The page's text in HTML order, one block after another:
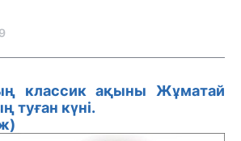
классик ақыны Жұматай
туған күні.